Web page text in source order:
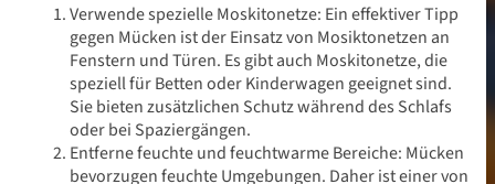
Verwende spezielle Moskitonetze: Ein effektiver Tipp
gegen Mücken ist der Einsatz von Mosiktonetzen an
Fenstern und Türen. Es gibt auch Moskitonetze, die
speziell für Betten oder Kinderwagen geeignet sind.
Sie bieten zusätzlichen Schutz während des Schlafs
oder bei Spaziergängen.
Entferne feuchte und feuchtwarme Bereiche: Mücken
bevorzugen feuchte Umgebungen. Daher ist einer von